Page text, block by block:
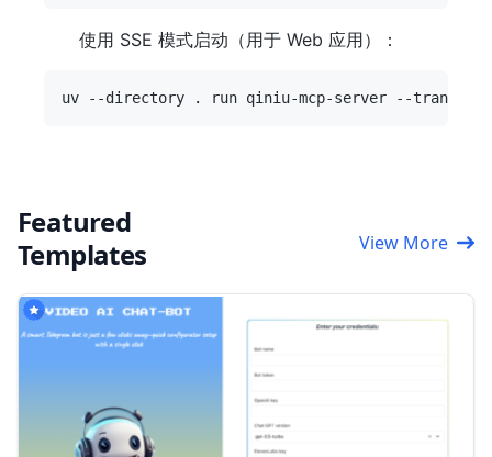
使用 SSE 模式启动（用于 Web 应用）：
Featured
Templates
View More